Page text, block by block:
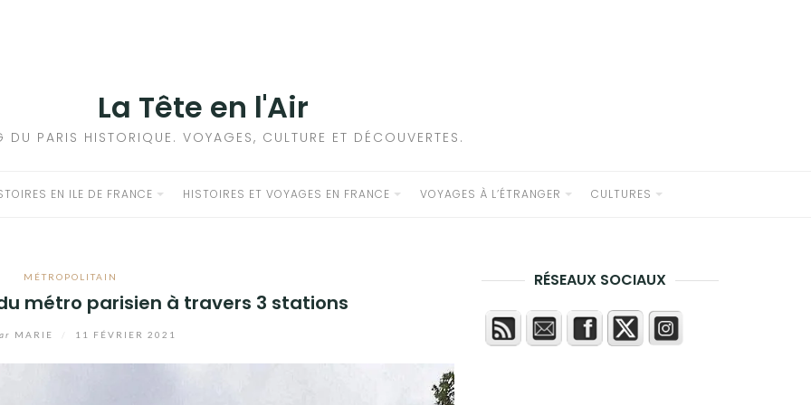
La Tête en l'Air
DU PARIS HISTORIQUE. VOYAGES, CULTURE ET DÉCOUVERTES.
EN ILE DE FRANCE HISTOIRES ET VOYAGES EN FRANCE VOYAGES À L’ÉTRANGER CULTURES
MÉTROPOLITAIN
métro parisien à travers 3 stations
MARIE 11 FÉVRIER 2021
RÉSEAUX SOCIAUX